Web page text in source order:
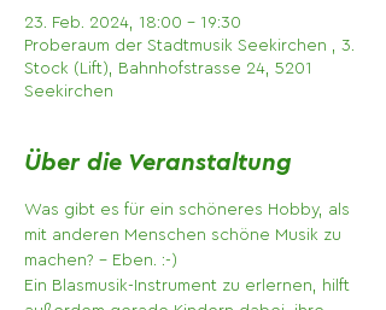
23. Feb. 2024, 18:00 – 19:30
Proberaum der Stadtmusik Seekirchen , 3.
Stock (Lift), Bahnhofstrasse 24, 5201
Seekirchen
Über die Veranstaltung
Was gibt es für ein schöneres Hobby, als
mit anderen Menschen schöne Musik zu
machen? - Eben. :-)
Ein Blasmusik-Instrument zu erlernen, hilft